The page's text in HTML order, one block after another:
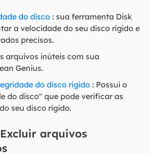
do disco: sua ferramenta Disk
a velocidade do seu disco rígido e
precisos.
arquivos inúteis com sua
Genius.
do disco rígido: Possui o
do disco" que pode verificar as
seu disco rígido.
arquivos